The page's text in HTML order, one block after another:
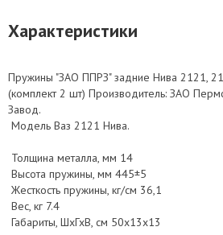
Характеристики
Пружины "ЗАО ППРЗ" задние Нива 2121,
(комплект 2 шт) Производитель: ЗАО
Завод.
Модель Ваз 2121 Нива.
Толщина металла, мм 14
Высота пружины, мм 445±5
Жесткость пружины, кг/см 36,1
Вес, кг 7.4
Габариты, ШхГхВ, см 50x13x13